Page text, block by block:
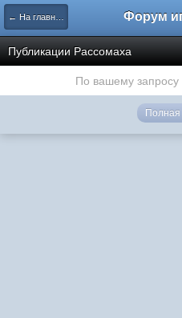
← На главную
Публикации Рассомаха
По вашему запросу
Полная